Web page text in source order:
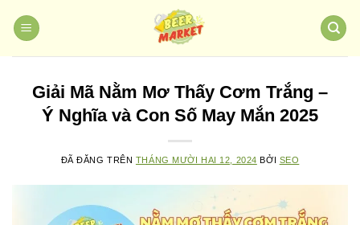
đến
Giải Mã Nằm Mơ Thấy Cơm Trắng –
Ý Nghĩa và Con Số May Mắn 2025
ĐÃ ĐĂNG TRÊN THÁNG MƯỜI HAI 12, 2024 BỞI SEO